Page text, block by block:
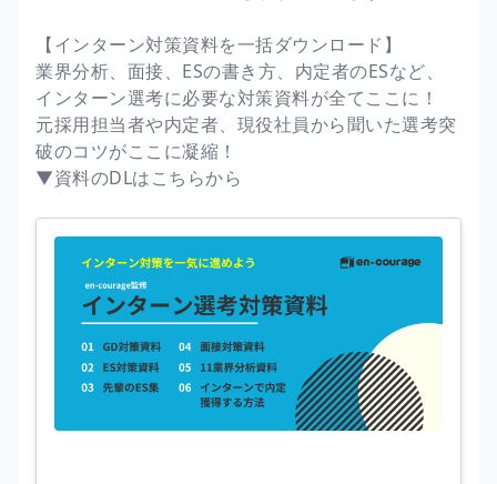
【インターン対策資料を一括ダウンロード】
業界分析、面接、ESの書き方、内定者のESなど、
インターン選考に必要な対策資料が全てここに！
元採用担当者や内定者、現役社員から聞いた選考突
破のコツがここに凝縮！
▼資料のDLはこちらから